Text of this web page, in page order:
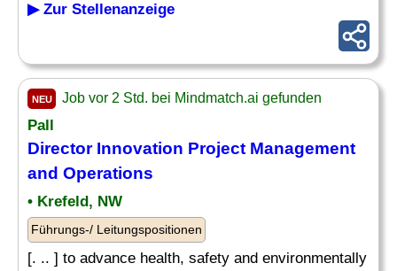
▶ Zur Stellenanzeige
NEU Job vor 2 Std. bei Mindmatch.ai gefunden
Pall
DirectorInnovation Project Management
and Operations
• Krefeld, NW
Führungs-/ Leitungspositionen
[. .. ] to advance health, safety and environmentally